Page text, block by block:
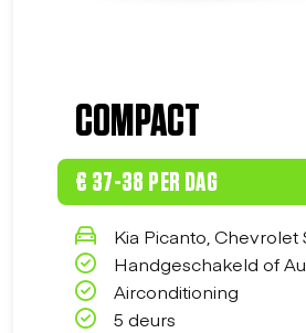
COMPACT
€ 37-38 PER DAG
Kia Picanto, Chevrolet
Handgeschakeld of
Airconditioning
5 deurs